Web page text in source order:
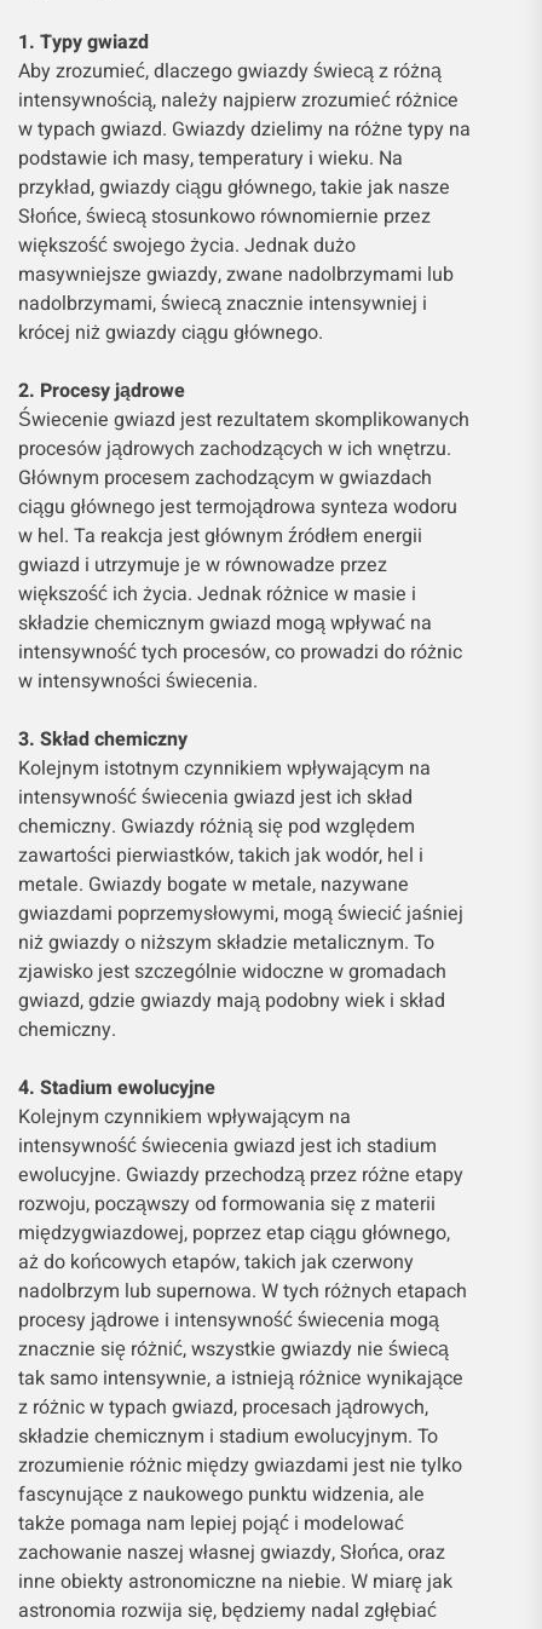
1. Typy gwiazd
Aby zrozumieć, dlaczego gwiazdy świecą z różną
intensywnością, należy najpierw zrozumieć różnice
w typach gwiazd. Gwiazdy dzielimy na różne typy na
podstawie ich masy, temperatury i wieku. Na
przykład, gwiazdy ciągu głównego, takie jak nasze
Słońce, świecą stosunkowo równomiernie przez
większość swojego życia. Jednak dużo
masywniejsze gwiazdy, zwane nadolbrzymami lub
nadolbrzymami, świecą znacznie intensywniej i
krócej niż gwiazdy ciągu głównego.
2. Procesy jądrowe
Świecenie gwiazd jest rezultatem skomplikowanych
procesów jądrowych zachodzących w ich wnętrzu.
Głównym procesem zachodzącym w gwiazdach
ciągu głównego jest termojądrowa synteza wodoru
w hel. Ta reakcja jest głównym źródłem energii
gwiazd i utrzymuje je w równowadze przez
większość ich życia. Jednak różnice w masie i
składzie chemicznym gwiazd mogą wpływać na
intensywność tych procesów, co prowadzi do różnic
w intensywności świecenia.
3. Skład chemiczny
Kolejnym istotnym czynnikiem wpływającym na
intensywność świecenia gwiazd jest ich skład
chemiczny. Gwiazdy różnią się pod względem
zawartości pierwiastków, takich jak wodór, hel i
metale. Gwiazdy bogate w metale, nazywane
gwiazdami poprzemysłowymi, mogą świecić jaśniej
niż gwiazdy o niższym składzie metalicznym. To
zjawisko jest szczególnie widoczne w gromadach
gwiazd, gdzie gwiazdy mają podobny wiek i skład
chemiczny.
4. Stadium ewolucyjne
Kolejnym czynnikiem wpływającym na
intensywność świecenia gwiazd jest ich stadium
ewolucyjne. Gwiazdy przechodzą przez różne etapy
rozwoju, począwszy od formowania się z materii
międzygwiazdowej, poprzez etap ciągu głównego,
aż do końcowych etapów, takich jak czerwony
nadolbrzym lub supernowa. W tych różnych etapach
procesy jądrowe i intensywność świecenia mogą
znacznie się różnić, wszystkie gwiazdy nie świecą
tak samo intensywnie, a istnieją różnice wynikające
z różnic w typach gwiazd, procesach jądrowych,
składzie chemicznym i stadium ewolucyjnym. To
zrozumienie różnic między gwiazdami jest nie tylko
fascynujące z naukowego punktu widzenia, ale
także pomaga nam lepiej pojąć i modelować
zachowanie naszej własnej gwiazdy, Słońca, oraz
inne obiekty astronomiczne na niebie. W miarę jak
astronomia rozwija się, będziemy nadal zgłębiać